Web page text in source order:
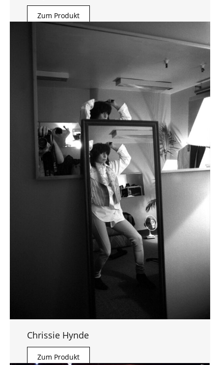
Zum Produkt
Chrissie Hynde
Zum Produkt